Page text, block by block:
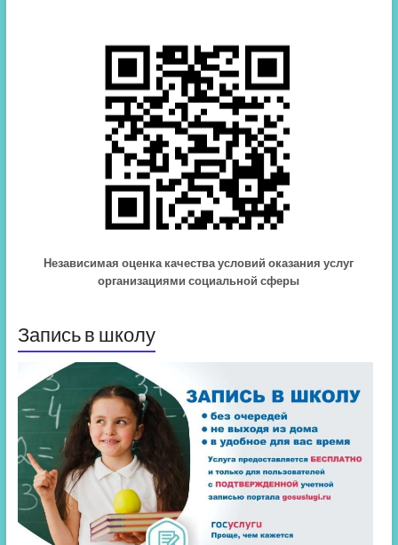
Независимая оценка качества условий оказания услуг
организациями социальной сферы
Запись в школу